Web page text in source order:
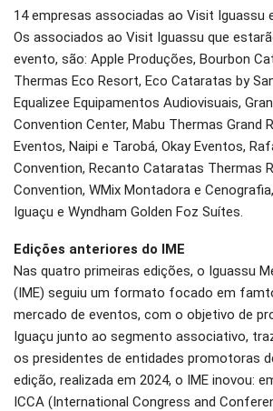
14 empresas associadas ao Visit Iguassu
Os associados ao Visit Iguassu que
evento, são: Apple Produções, Bourbon
Thermas Eco Resort, Eco Cataratas by
Equalizee Equipamentos Audiovisuais,
Convention Center, Mabu Thermas Grand
Eventos, Naipi e Tarobá, Okay Eventos,
Convention, Recanto Cataratas Thermas
Convention, WMix Montadora e
Iguaçu e Wyndham Golden Foz Suítes.
Edições anteriores do IME
Nas quatro primeiras edições, o Iguassu
(IME) seguiu um formato focado em
mercado de eventos, com o objetivo de
Iguaçu junto ao segmento associativo,
os presidentes de entidades promotoras
edição, realizada em 2024, o IME inovou:
ICCA (International Congress and